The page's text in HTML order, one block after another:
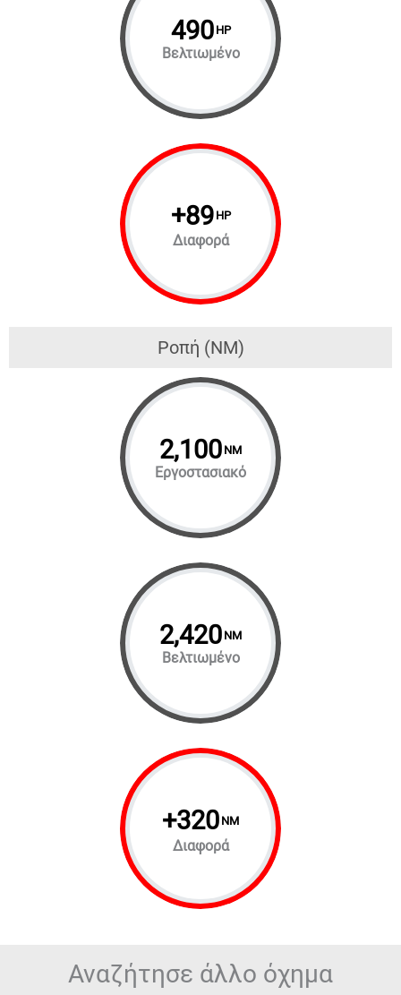
490 HP
Βελτιωμένο
+89 HP
Διαφορά
Ροπή (NM)
2,100 NM
Εργοστασιακό
2,420 NM
Βελτιωμένο
+320 NM
Διαφορά
Αναζήτησε άλλο όχημα